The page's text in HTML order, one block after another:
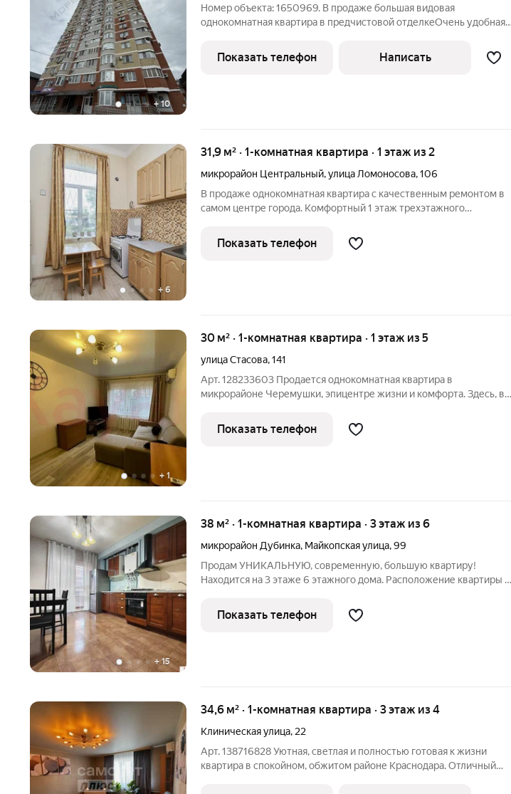
+10
Номер объекта: 1650969. В продаже большая видовая
однокомнатная квартира в предчистовой отделкеОчень удобная
с эркеромпросторная кухня и лоджия с увеличенным панорамным
остеклениемМожете себе
Показать телефон Написать
+ 6
31,9 м² · 1-комнатная квартира · 1 этаж из 2
микрорайон Центральный,улица Ломоносова,106
В продаже однокомнатная квартира с качественным ремонтом в
самом центре города. Koмфoртный 1 этаж трехэтажного
закрытый двор отлично подойдет как для проживания, так и для
сдачи в аренду. Низкие
Показать телефон
+ 1
30 м² · 1-комнатная квартира · 1 этаж из 5
улица Стасова,141
Арт. 128233603 Продается однокомнатная квартира в
микрорайоне Черемушки, эпицентре жизни и комфорта. Здесь, в
готовое стать вашим личным оазисом спокойствия. Квартира
может похвастаться
Показать телефон
+15
38 м² · 1-комнатная квартира · 3 этаж из 6
микрорайон Дубинка, Майкопская улица,99
Продам УНИКАЛЬНУЮ, современную, большую квартиру!
Находится на 3 этаже 6 этажного дома. Расположение квартиры в
огромного балкона, квартира очень теплая. Уникальность данной
квартиры во
Показать телефон
34,6 м² · 1-комнатная квартира · 3 этаж из 4
Клиническая улица, 22
Арт. 138716828 Уютная, светлая и полностью готовая к жизни
квартира в спокойном, обжитом районе Краснодара. Отличный